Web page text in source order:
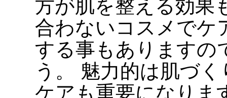
方が肌を整える効果
合わないコスメでケ
する事もありますの
う。 魅力的は肌づ
ケアも重要になりま